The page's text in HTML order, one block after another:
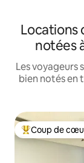
Locations
notées
Les voyageurs
bien notés en
Coups de cœur
Coup de